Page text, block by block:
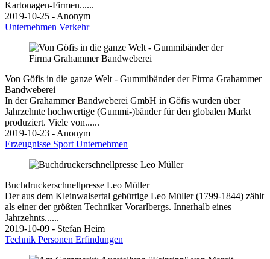
Kartonagen-Firmen......
2019-10-25 - Anonym
Unternehmen Verkehr
Von Göfis in die ganze Welt - Gummibänder der Firma Grahammer
Bandweberei
In der Grahammer Bandweberei GmbH in Göfis wurden über
Jahrzehnte hochwertige (Gummi-)bänder für den globalen Markt
produziert. Viele von......
2019-10-23 - Anonym
Erzeugnisse Sport Unternehmen
Buchdruckerschnellpresse Leo Müller
Der aus dem Kleinwalsertal gebürtige Leo Müller (1799-1844) zählt
als einer der größten Techniker Vorarlbergs. Innerhalb eines
Jahrzehnts......
2019-10-09 - Stefan Heim
Technik Personen Erfindungen